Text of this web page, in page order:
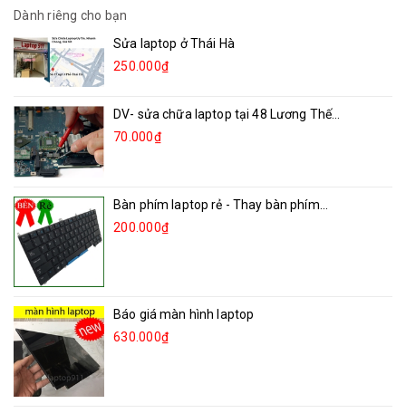
Dành riêng cho bạn
Sửa laptop ở Thái Hà
250.000₫
DV- sửa chữa laptop tại 48 Lương Thế...
70.000₫
Bàn phím laptop rẻ - Thay bàn phím...
200.000₫
Báo giá màn hình laptop
630.000₫